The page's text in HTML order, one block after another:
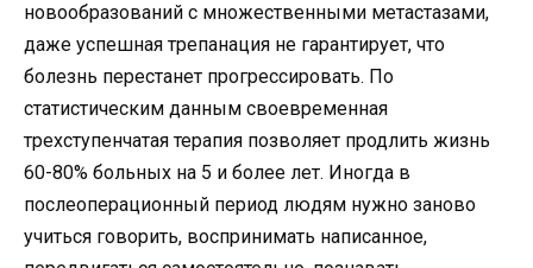
новообразований с множественными метастазами,
даже успешная трепанация не гарантирует, что
болезнь перестанет прогрессировать. По
статистическим данным своевременная
трехступенчатая терапия позволяет продлить жизнь
60-80% больных на 5 и более лет. Иногда в
послеоперационный период людям нужно заново
учиться говорить, воспринимать написанное,